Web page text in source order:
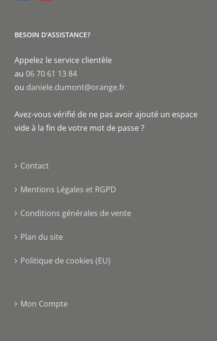
BESOIN D'ASSISTANCE?
Appelez le service clientèle
au 06 70 61 13 84
ou daniele.dumont@orange.fr
Avez-vous vérifié de ne pas avoir ajouté un espace
vide à la fin de votre mot de passe ?
Contact
Mentions Légales et RGPD
Conditions générales de vente
Plan du site
Politique de cookies (EU)
Mon Compte